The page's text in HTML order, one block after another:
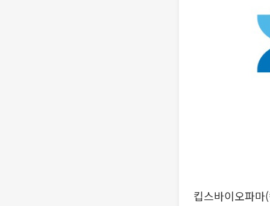
킵스바이오파마